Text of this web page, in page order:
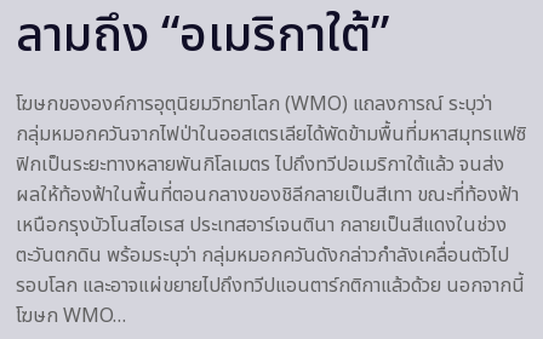
ลามถึง “อเมริกาใต้”
โฆษกขององค์การอุตุนิยมวิทยาโลก (WMO) แถลงการณ์ ระบุว่า
กลุ่มหมอกควันจากไฟป่าในออสเตรเลียได้พัดข้ามพื้นที่มหาสมุทรแฟซิ
ฟิกเป็นระยะทางหลายพันกิโลเมตร ไปถึงทวีปอเมริกาใต้แล้ว จนส่ง
ผลให้ท้องฟ้าในพื้นที่ตอนกลางของชิลีกลายเป็นสีเทา ขณะที่ท้องฟ้า
เหนือกรุงบัวโนสไอเรส ประเทสอาร์เจนตินา กลายเป็นสีแดงในช่วง
ตะวันตกดิน พร้อมระบุว่า กลุ่มหมอกควันดังกล่าวกำลังเคลื่อนตัวไป
รอบโลก และอาจแผ่ขยายไปถึงทวีปแอนตาร์กติกาแล้วด้วย นอกจากนี้
โฆษก WMO…